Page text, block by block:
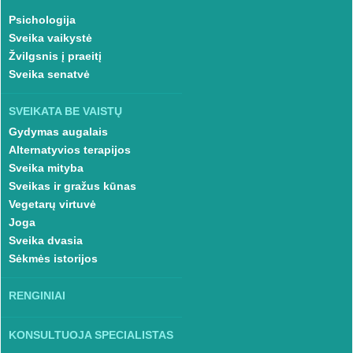
Psichologija
Sveika vaikystė
Žvilgsnis į praeitį
Sveika senatvė
SVEIKATA BE VAISTŲ
Gydymas augalais
Alternatyvios terapijos
Sveika mityba
Sveikas ir gražus kūnas
Vegetarų virtuvė
Joga
Sveika dvasia
Sėkmės istorijos
RENGINIAI
KONSULTUOJA SPECIALISTAS